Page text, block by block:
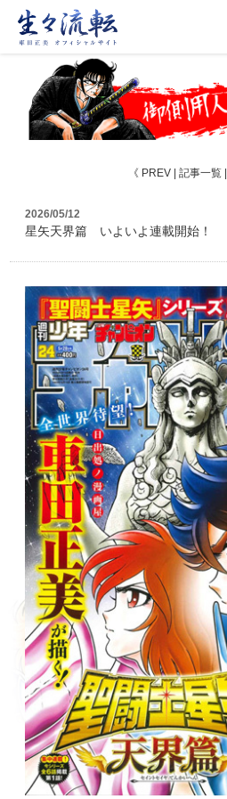
《 PREV| 記事一覧|
2026/05/12
星矢天界篇 いよいよ連載開始！